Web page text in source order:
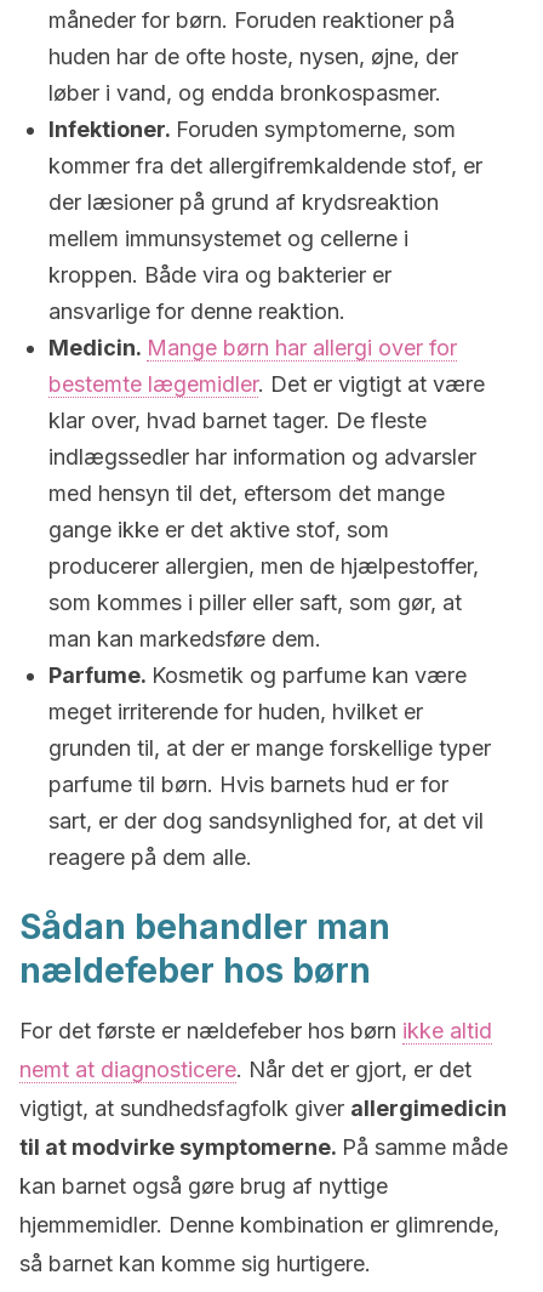
måneder for børn. Foruden reaktioner på
huden har de ofte hoste, nysen, øjne, der
løber i vand, og endda bronkospasmer.
Infektioner. Foruden symptomerne, som
kommer fra det allergifremkaldende stof, er
der læsioner på grund af krydsreaktion
mellem immunsystemet og cellerne i
kroppen. Både vira og bakterier er
ansvarlige for denne reaktion.
Medicin. Mange børn har allergi over for
bestemte lægemidler. Det er vigtigt at være
klar over, hvad barnet tager. De fleste
indlægssedler har information og advarsler
med hensyn til det, eftersom det mange
gange ikke er det aktive stof, som
producerer allergien, men de hjælpestoffer,
som kommes i piller eller saft, som gør, at
man kan markedsføre dem.
Parfume. Kosmetik og parfume kan være
meget irriterende for huden, hvilket er
grunden til, at der er mange forskellige typer
parfume til børn. Hvis barnets hud er for
sart, er der dog sandsynlighed for, at det vil
reagere på dem alle.
Sådan behandler man
nældefeber hos børn
For det første er nældefeber hos børn ikke altid
nemt at diagnosticere. Når det er gjort, er det
vigtigt, at sundhedsfagfolk giver allergimedicin
til at modvirke symptomerne. På samme måde
kan barnet også gøre brug af nyttige
hjemmemidler. Denne kombination er glimrende,
så barnet kan komme sig hurtigere.